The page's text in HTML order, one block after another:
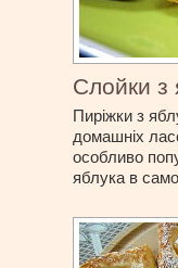
Слойки з
Пиріжки з
домашніх
особливо
яблука в